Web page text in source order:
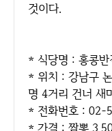
것이다.
* 식당명 : 홍콩
* 위치 : 강남구
명 4거리 건너 새
* 전화번호 : 02-
* 가격 : 짬뽕